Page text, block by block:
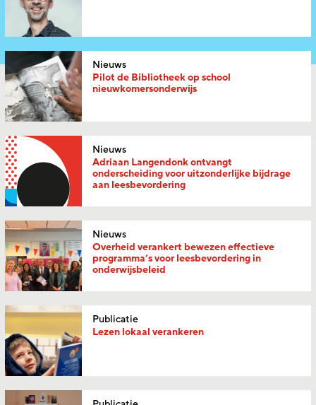
Nieuws
Pilot de Bibliotheek op school
nieuwkomersonderwijs
Nieuws
Adriaan Langendonk ontvangt
onderscheiding voor uitzonderlijke bijdrage
aan leesbevordering
Nieuws
Overheid verankert bewezen effectieve
programma’s voor leesbevordering in
onderwijsbeleid
Publicatie
Lezen lokaal verankeren